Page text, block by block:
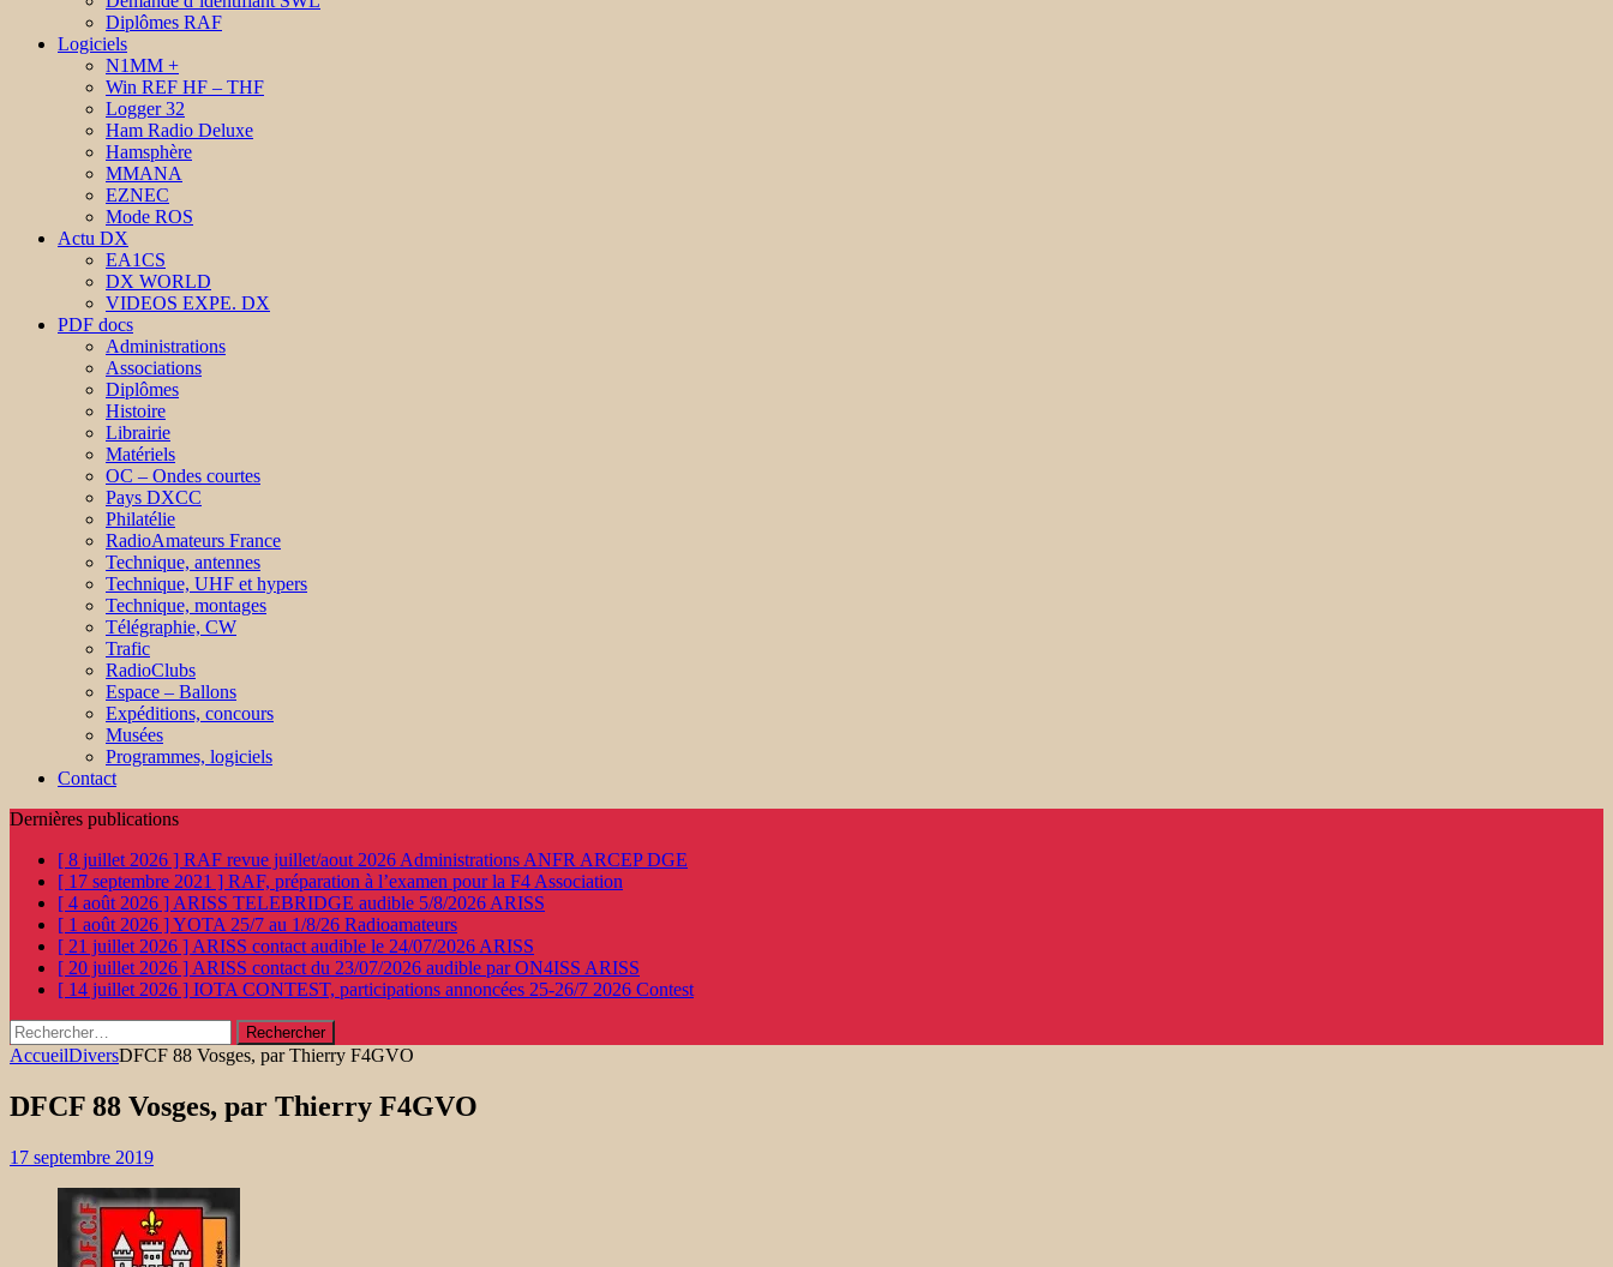
Diplômes RAF
Logiciels
N1MM +
Win REF HF – THF
Logger 32
Ham Radio Deluxe
Hamsphère
MMANA
EZNEC
Mode ROS
Actu DX
EA1CS
DX WORLD
VIDEOS EXPE. DX
PDF docs
Administrations
Associations
Diplômes
Histoire
Librairie
Matériels
OC – Ondes courtes
Pays DXCC
Philatélie
RadioAmateurs France
Technique, antennes
Technique, UHF et hypers
Technique, montages
Télégraphie, CW
Trafic
RadioClubs
Espace – Ballons
Expéditions, concours
Musées
Programmes, logiciels
Contact
Dernières publications
[ 8 juillet 2026 ] RAF revue juillet/aout 2026 Administrations ANFR ARCEP DGE
[ 17 septembre 2021 ] RAF, préparation à l’examen pour la F4 Association
[ 4 août 2026 ] ARISS TELEBRIDGE audible 5/8/2026 ARISS
[ 1 août 2026 ]YOTA 25/7 au 1/8/26 Radioamateurs
[ 21 juillet 2026 ] ARISS contact audible le 24/07/2026 ARISS
[ 20 juillet 2026 ] ARISS contact du 23/07/2026 audible par ON4ISS ARISS
[ 14 juillet 2026 ] IOTA CONTEST, participations annoncées 25-26/7 2026 Contest
Rechercher :
AccueilDiversDFCF 88 Vosges, par Thierry F4GVO
DFCF 88 Vosges, par Thierry F4GVO
17 septembre 2019